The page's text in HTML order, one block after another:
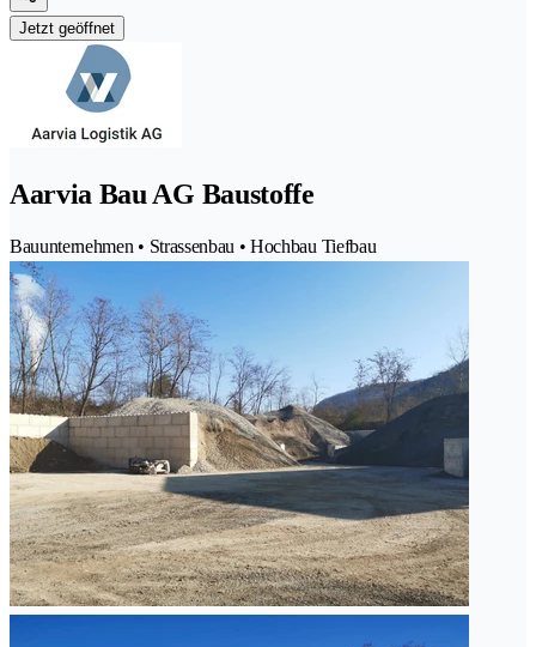
Jetzt geöffnet
Aarvia Bau AG Baustoffe
Bauunternehmen • Strassenbau • Hochbau Tiefbau